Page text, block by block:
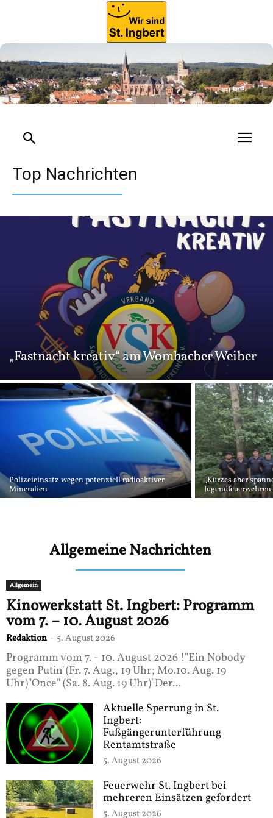
Top Nachrichten
„Fastnacht kreativ“ am Wombacher Weiher
Polizeieinsatz wegen potenziell radioaktiver
Mineralien
„Kurzes aber
Allgemeine Nachrichten
Allgemein
Kinowerkstatt St. Ingbert: Programm
vom 7. – 10. August 2026
Redaktion - 5. August 2026
Programm vom 7. - 10. August 2026 !"Ein Nobody
gegen Putin"(Fr. 7. Aug., 19 Uhr; Mo.10. Aug. 19
Uhr)"Once" (Sa. 8. Aug. 19 Uhr)"Der...
Aktuelle Sperrung in St.
Ingbert:
Fußgängerunterführung
Rentamtstraße
5. August 2026
Feuerwehr St. Ingbert bei
mehreren Einsätzen gefordert
5. August 2026